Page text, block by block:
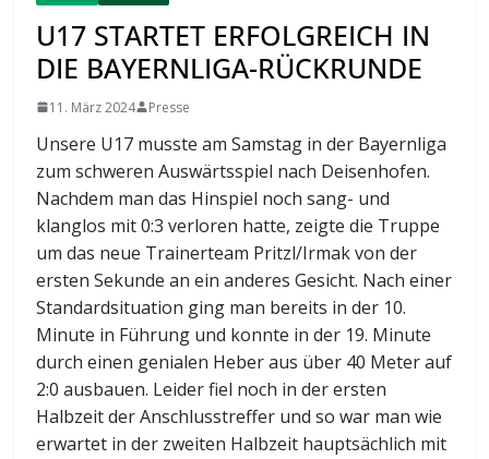
U17 STARTET ERFOLGREICH IN
DIE BAYERNLIGA-RÜCKRUNDE
11. März 2024 Presse
Unsere U17 musste am Samstag in der Bayernliga
zum schweren Auswärtsspiel nach Deisenhofen.
Nachdem man das Hinspiel noch sang- und
klanglos mit 0:3 verloren hatte, zeigte die Truppe
um das neue Trainerteam Pritzl/Irmak von der
ersten Sekunde an ein anderes Gesicht. Nach einer
Standardsituation ging man bereits in der 10.
Minute in Führung und konnte in der 19. Minute
durch einen genialen Heber aus über 40 Meter auf
2:0 ausbauen. Leider fiel noch in der ersten
Halbzeit der Anschlusstreffer und so war man wie
erwartet in der zweiten Halbzeit hauptsächlich mit